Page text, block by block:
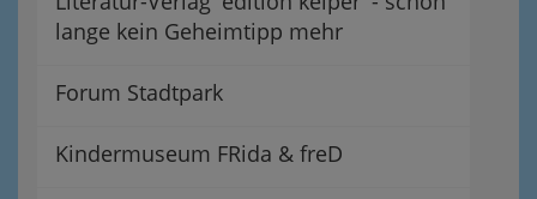
lange kein Geheimtipp mehr
Forum Stadtpark
Kindermuseum FRida & freD